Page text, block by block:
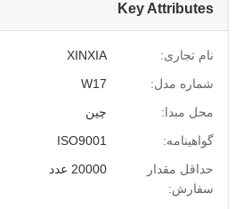
Key Attributes
نام تجاری:
XINXIA
شماره مدل:
W17
محل مبدا:
چین
گواهینامه:
ISO9001
حداقل مقدار
سفارش:
20000 عدد